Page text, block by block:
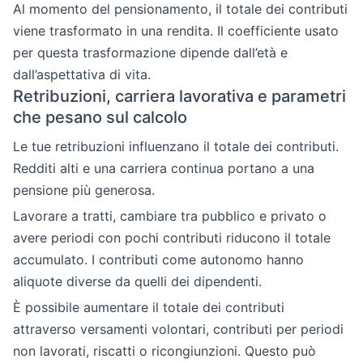
Al momento del pensionamento, il totale dei contributi
viene trasformato in una rendita. Il coefficiente usato
per questa trasformazione dipende dall’età e
dall’aspettativa di vita.
Retribuzioni, carriera lavorativa e parametri
che pesano sul calcolo
Le tue retribuzioni influenzano il totale dei contributi.
Redditi alti e una carriera continua portano a una
pensione più generosa.
Lavorare a tratti, cambiare tra pubblico e privato o
avere periodi con pochi contributi riducono il totale
accumulato. I contributi come autonomo hanno
aliquote diverse da quelli dei dipendenti.
È possibile aumentare il totale dei contributi
attraverso versamenti volontari, contributi per periodi
non lavorati, riscatti o ricongiunzioni. Questo può